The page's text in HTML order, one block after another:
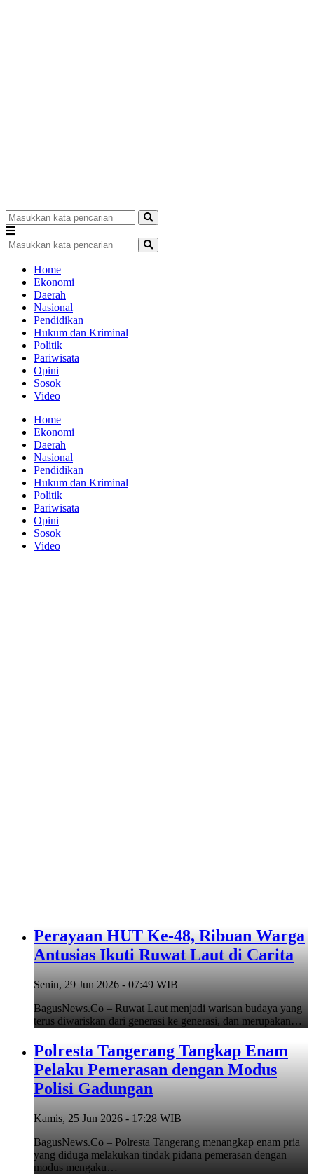
Home
Ekonomi
Daerah
Nasional
Pendidikan
Hukum dan Kriminal
Politik
Pariwisata
Opini
Sosok
Video
Home
Ekonomi
Daerah
Nasional
Pendidikan
Hukum dan Kriminal
Politik
Pariwisata
Opini
Sosok
Video
Perayaan HUT Ke-48, Ribuan Warga
Antusias Ikuti Ruwat Laut di Carita
Senin, 29 Jun 2026 - 07:49 WIB
BagusNews.Co – Ruwat Laut menjadi warisan budaya yang
terus diwariskan dari generasi ke generasi, dan merupakan…
Polresta Tangerang Tangkap Enam
Pelaku Pemerasan dengan Modus
Polisi Gadungan
Kamis, 25 Jun 2026 - 17:28 WIB
BagusNews.Co – Polresta Tangerang menangkap enam pria
yang diduga melakukan tindak pidana pemerasan dengan
modus mengaku…